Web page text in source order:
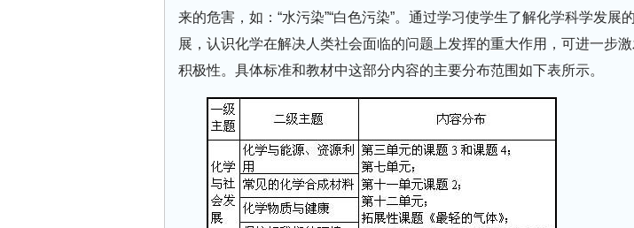
来的危害，如：“水污染”“白色污染”。通过学习使学生了解化学科学发展
展，认识化学在解决人类社会面临的问题上发挥的重大作用，可进一步
积极性。具体标准和教材中这部分内容的主要分布范围如下表所示。